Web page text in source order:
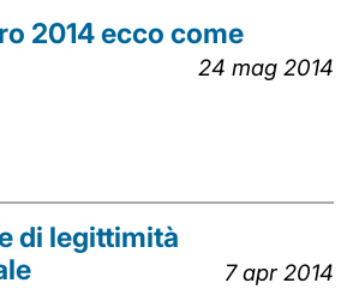
2014 ecco come
24 mag 2014
di legittimità
7 apr 2014